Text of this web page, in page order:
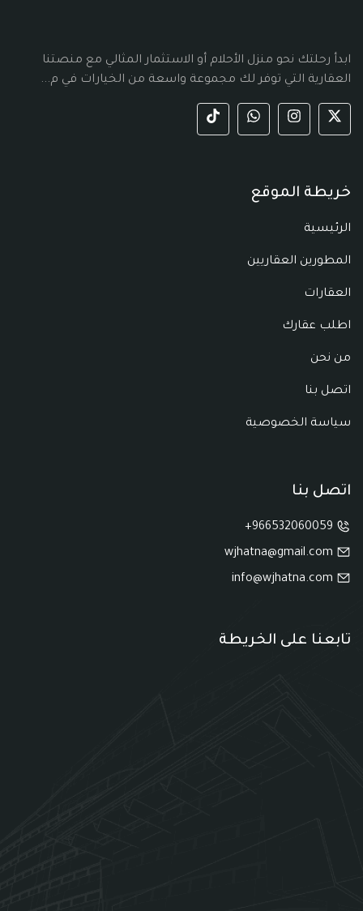
ابدأ رحلتك نحو منزل الأحلام أو الاستثمار المثالي مع منصتنا
العقارية التي توفر لك مجموعة واسعة من الخيارات في م...
خريطة الموقع
الرئيسية
المطورين العقاريين
العقارات
اطلب عقارك
من نحن
اتصل بنا
سياسة الخصوصية
اتصل بنا
تابعنا على الخريطة